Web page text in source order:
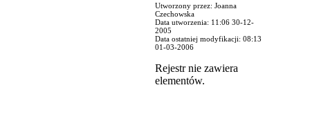
Utworzony przez: Joanna
Czechowska
Data utworzenia: 11:06 30-12-
2005
Data ostatniej modyfikacji: 08:13
01-03-2006
Rejestr nie zawiera
elementów.